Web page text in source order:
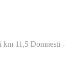
km 11,5 Domnesti -